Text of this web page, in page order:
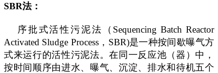
SBR法：
序批式活性污泥法（ Sequencing Batch Reactor
Activated Sludge Process，SBR)是一种按间歇曝气方
式来运行的活性污泥法。在同一反应池（器）中，
按时间顺序由进水、曝气、沉淀、排水和待机五个